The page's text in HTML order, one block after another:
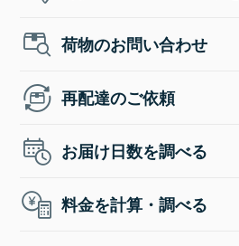
荷物のお問い合わせ
再配達のご依頼
お届け日数を調べる
料金を計算・調べる